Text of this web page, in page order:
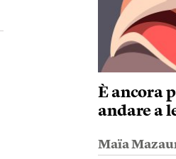
È ancora
andare a
Maïa